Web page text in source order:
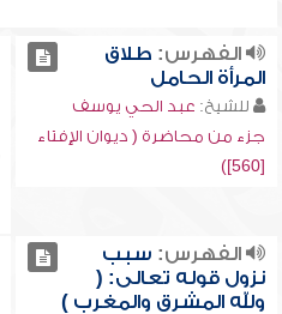
الفهرس: طلاق
المرأة الحامل
للشيخ: عبد الحي يوسف
جزء من محاضرة ( ديوان الإفتاء
[560])
الفهرس: سبب
نزول قوله تعالى: (
ولله المشرق والمغرب )